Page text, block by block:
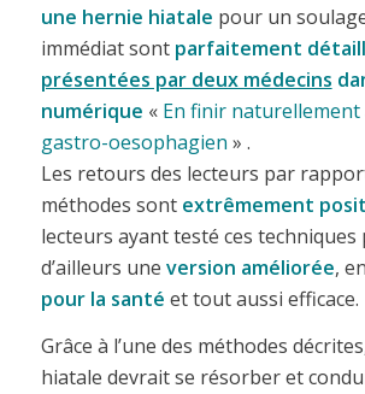
une hernie hiatale pour un
immédiat sont parfaitement
présentées par deux médecins
numérique « En finir naturellement
gastro-oesophagien » .
Les retours des lecteurs par
méthodes sont extrêmement
lecteurs ayant testé ces
d’ailleurs une version améliorée,
pour la santé et tout aussi efficace.
Grâce à l’une des méthodes
hiatale devrait se résorber et